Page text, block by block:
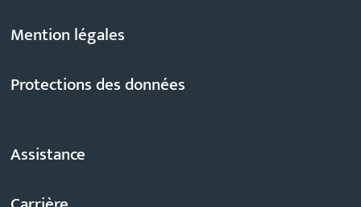
Mention légales
Protections des données
Assistance